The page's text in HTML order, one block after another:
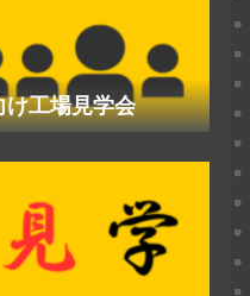
け工場見学会